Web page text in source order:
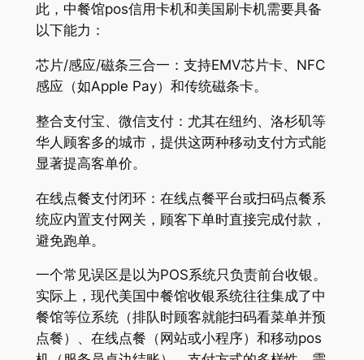
此，中餐馆pos信用卡机和美国刷卡机需要具备
以下能力：
芯片/感应/磁条三合一：支持EMV芯片卡、NFC
感应（如Apple Pay）和传统磁条卡。
整合支付宝、微信支付：尤其在纽约、洛杉矶等
华人顾客多的城市，提供这两种移动支付方式能
显著提高客单价。
在线点餐支付闭环：在线点餐平台或扫码点餐系
统应内置支付网关，顾客下单时直接完成付款，
避免跑单。
一个常见误区是以为POS系统只负责前台收银。
实际上，现代美国中餐馆收银系统往往集成了中
餐馆等位系统（排队时顾客就能扫码看菜单并预
点餐）、在线点餐（网站或小程序）和移动pos